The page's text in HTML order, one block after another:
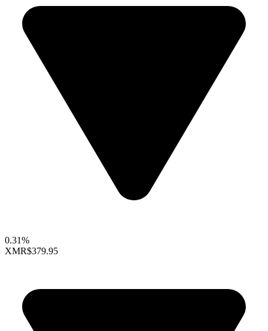
0.31%
XMR$379.95